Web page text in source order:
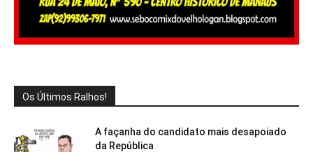
Os Últimos Ralhos!
A façanha do candidato mais desapoiado
da República